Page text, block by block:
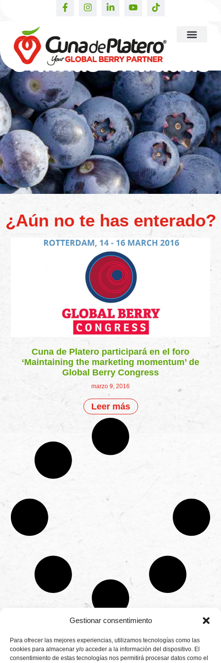
Gestionar consentimiento
Para ofrecer las mejores experiencias, utilizamos tecnologías como las
cookies para almacenar y/o acceder a la información del dispositivo. El
consentimiento de estas tecnologías nos permitirá procesar datos como el
Últimas entradas
¿Aún no te has enterado?
Cuna de Platero participará en el foro
‘Maintaining the marketing momentum’ de
Global Berry Congress
marzo 9, 2016
Leer más
Productores
de
CONTÁCTANOS
Camino de
Montemayor s/n
Aviso legal